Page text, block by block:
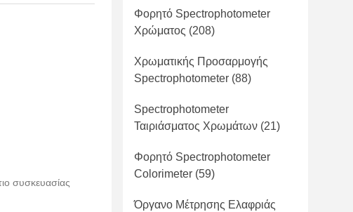
συσκευασίας
Φορητό Spectrophotometer
Χρώματος (208)
Χρωματικής Προσαρμογής
Spectrophotometer (88)
Spectrophotometer
Ταιριάσματος Χρωμάτων (21)
Φορητό Spectrophotometer
Colorimeter (59)
Όργανο Μέτρησης Ελαφριάς